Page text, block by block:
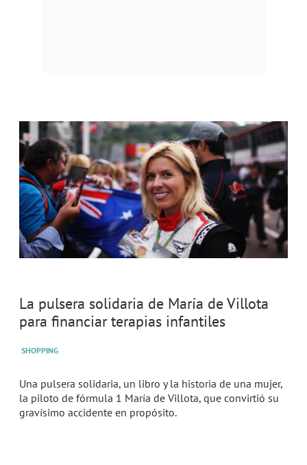
La pulsera solidaria de María de Villota
para financiar terapias infantiles
SHOPPING
Una pulsera solidaria, un libro y la historia de una mujer,
la piloto de fórmula 1 María de Villota, que convirtió su
gravísimo accidente en propósito.